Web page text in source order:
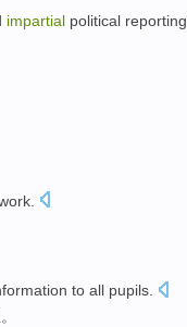
impartial political reporting
to all pupils.
。